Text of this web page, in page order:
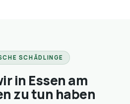
SCHÄDLINGE
in Essen am
zu tun haben